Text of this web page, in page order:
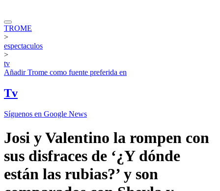
TROME
>
espectaculos
>
tv
AñadirTrome como fuente preferida en
Tv
Síguenos en Google News
Josi y Valentino la rompen con
sus disfraces de ‘¿Y dónde
están las rubias?’ y son